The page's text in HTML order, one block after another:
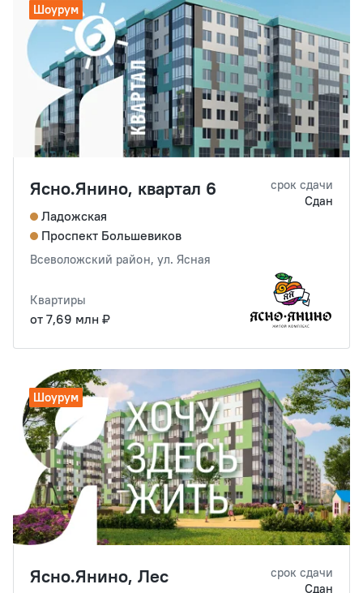
Шоурум
Ясно.Янино, квартал 6
Ладожская
Проспект Большевиков
Всеволожский район, ул. Ясная
срок сдачи
Сдан
Квартиры
от 7,69 млн ₽
Шоурум
Ясно.Янино, Лес
срок сдачи
Сдан